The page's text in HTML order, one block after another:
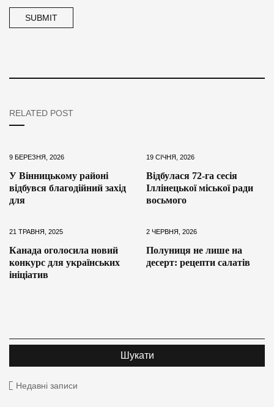
RELATED POST
9 БЕРЕЗНЯ, 2026
У Вінницькому районі
відбувся благодійний захід
для
19 СІЧНЯ, 2026
Відбулася 72-га сесія
Іллінецької міської ради
восьмого
21 ТРАВНЯ, 2025
Канада оголосила новий
конкурс для українських
ініціатив
2 ЧЕРВНЯ, 2026
Полуниця не лише на
десерт: рецепти салатів
Недавні записи